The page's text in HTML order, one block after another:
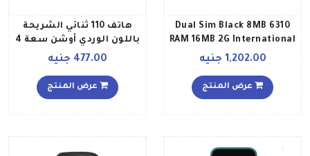
6310 Dual Sim Black 8MB
RAM 16MB 2G International
Version
1,202.00 جنيه
عرض المنتج
هاتف 110 ثنائي الشريحة
باللون الوردي أوشن سعة 4
ميجابايت بتقنية 2G
477.00 جنيه
عرض المنتج